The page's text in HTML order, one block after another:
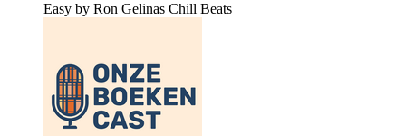
Easy by Ron Gelinas Chill Beats